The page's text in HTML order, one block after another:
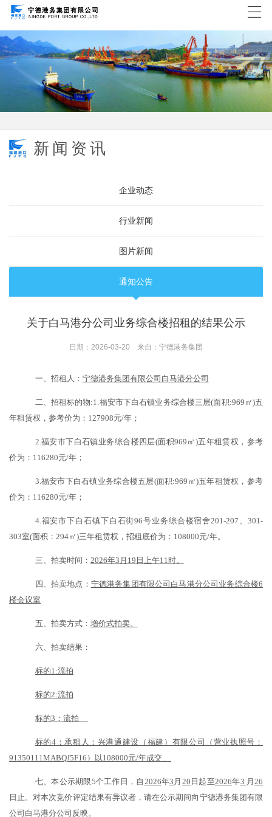
新闻资讯
企业动态
行业新闻
图片新闻
通知公告
关于白马港分公司业务综合楼招租的结果公示
日期：2026-03-20 来自：宁德港务集团
一、招租人： 宁德港务集团有限公司白马港分公司
二、招租标的物:1.福安市下白石镇业务综合楼三层(面积:969㎡)五
年租赁权，参考价为：127908元/年；
2.福安市下白石镇业务综合楼四层(面积969㎡)五年租赁权，参考
价为：116280元/年；
3.福安市下白石镇业务综合楼五层(面积:969㎡)五年租赁权，参考
价为：116280元/年；
4.福安市下白石镇下白石街96号业务综合楼宿舍201-207、301-
303室(面积：294㎡)三年租赁权，招租底价为：108000元/年。
三、拍卖时间： 2026年3月19 日 上午11时。
四、拍卖地点： 宁德港务集团有限公司白马港分公司业务综合楼6
楼会议室
五、拍卖方式： 增价式拍卖。
六、拍卖结果：
标的1:流拍
标的2:流拍
标的3：流拍
标的4：承租人：兴港通建设（福建）有限公司
（营业执照号：
91350111MABQJ5F16）
以108000元/年成交 .
七、本公示期限5个工作日，自 2026年3 月 20 日起至2026年3 月26
日止。对本次竞价评定结果有异议者，请在公示期间向宁德港务集团有限
公司白马港分公司反映。